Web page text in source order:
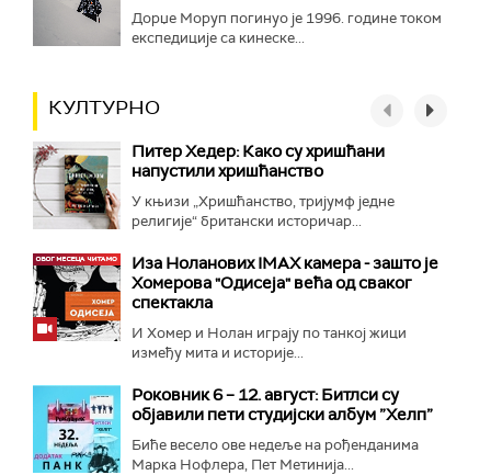
Дорџе Моруп погинуо је 1996. године током
експедиције са кинеске...
КУЛТУРНО
Питер Хедер: Како су хришћани
напустили хришћанство
У књизи „Хришћанство, тријумф једне
религије“ британски историчар...
Иза Ноланових IMAX камера - зашто је
Хомерова "Одисеја" већа од сваког
спектакла
И Хомер и Нолан играју по танкој жици
између мита и историје...
Роковник 6 – 12. август: Битлси су
објавили пети студијски албум ”Хелп”
Биће весело ове недеље на рођенданима
Марка Нофлера, Пет Метинија...